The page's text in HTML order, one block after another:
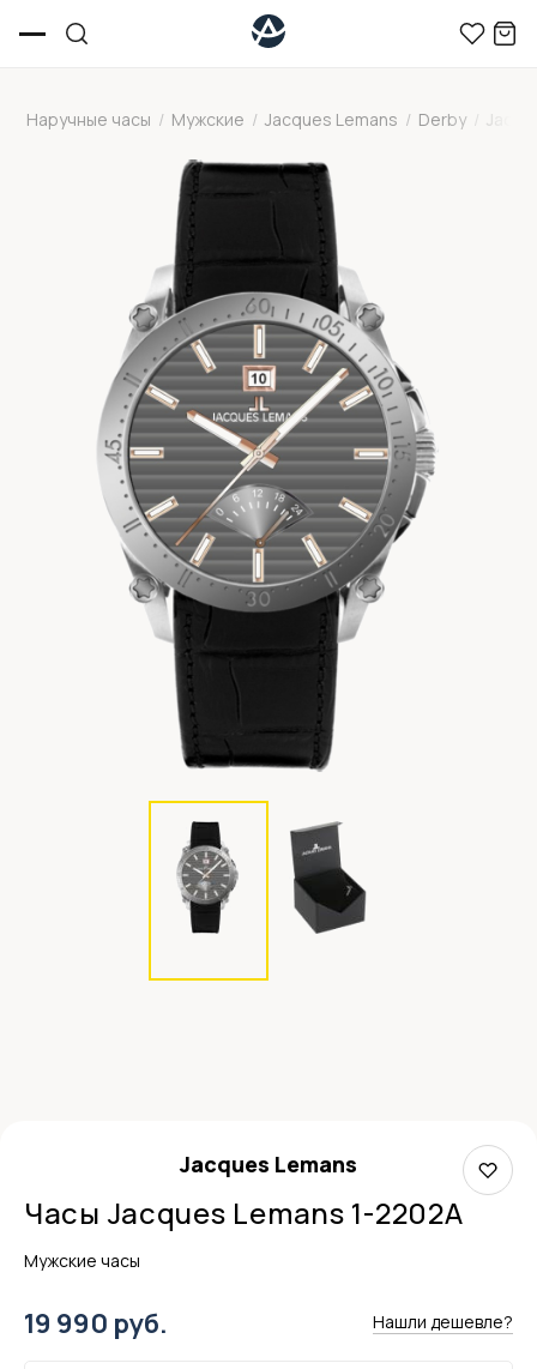
Наручные часы / Мужские / Jacques Lemans / Derby /
Jacques Lemans
Часы Jacques Lemans 1-2202A
Мужские часы
19 990 руб. Нашли дешевле?